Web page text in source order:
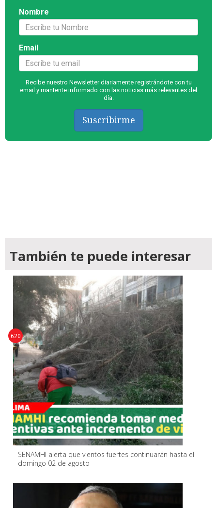
Nombre
Email
Recibe nuestro Newsletter diariamente registrándote con tu
email y mantente informado con las noticias más relevantes del
día.
Suscribirme
También te puede interesar
SENAMHI alerta que vientos fuertes continuarán hasta el
domingo 02 de agosto
620